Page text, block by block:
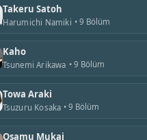
Takeru Satoh
Harumichi Namiki 9 Bölüm
Kaho
Tsunemi Arikawa 9 Bölüm
Towa Araki
Tsuzuru Kosaka 9 Bölüm
Osamu Mukai